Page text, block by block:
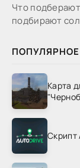
Что
подбирают
ПОПУЛЯРНОЕ
Карта
Скрипт